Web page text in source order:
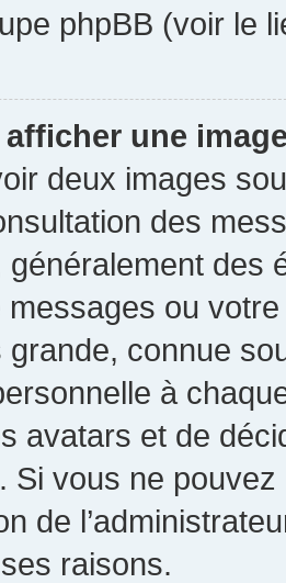
phpBB (voir le
une
deux images
des
des
messages ou
grande, connue
à
avatars et de
Si vous ne pouvez
de
raisons.